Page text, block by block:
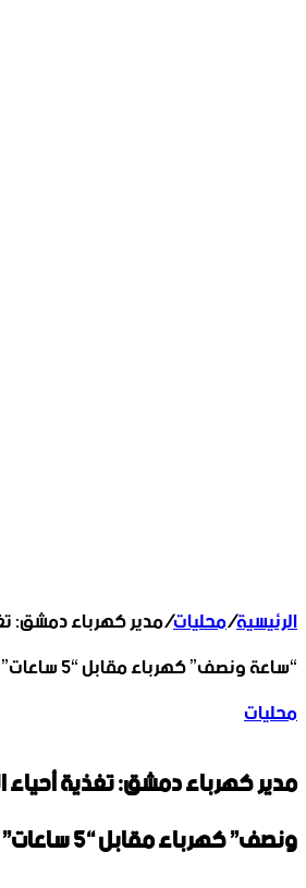
الرئيسية/محليات/مدير كهرباء دمشق:
“ساعة ونصف” كهرباء مقابل “٥ ساعات” قطع
محليات
مدير كهرباء دمشق: تغذية أحياء
ونصف” كهرباء مقابل “٥ ساعات” قطع